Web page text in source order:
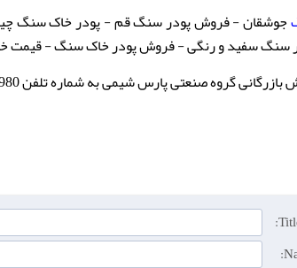
جوشقان - فروش پودر سنگ قم - پودر خاک سنگ
سنگ سفید و رنگی - فروش پودر خاک سنگ - قیمت
پارس شیمی به شماره تلفن 02133324980 تماس حاصل نمایید.